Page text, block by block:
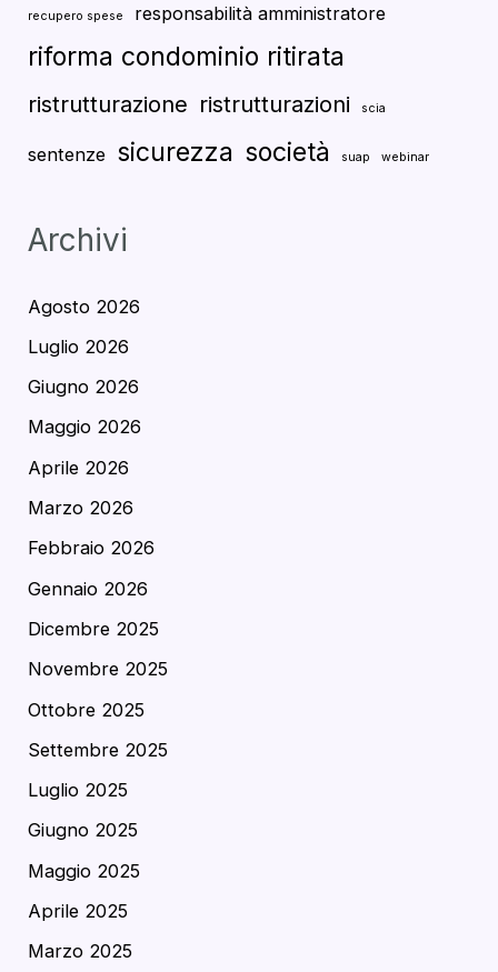
recupero spese responsabilità amministratore
riforma condominio ritirata
ristrutturazione ristrutturazioni scia
sentenze sicurezza società suap webinar
Archivi
Agosto 2026
Luglio 2026
Giugno 2026
Maggio 2026
Aprile 2026
Marzo 2026
Febbraio 2026
Gennaio 2026
Dicembre 2025
Novembre 2025
Ottobre 2025
Settembre 2025
Luglio 2025
Giugno 2025
Maggio 2025
Aprile 2025
Marzo 2025